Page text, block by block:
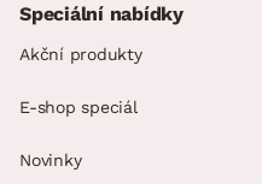
Speciální nabídky
Akční produkty
E-shop speciál
Novinky